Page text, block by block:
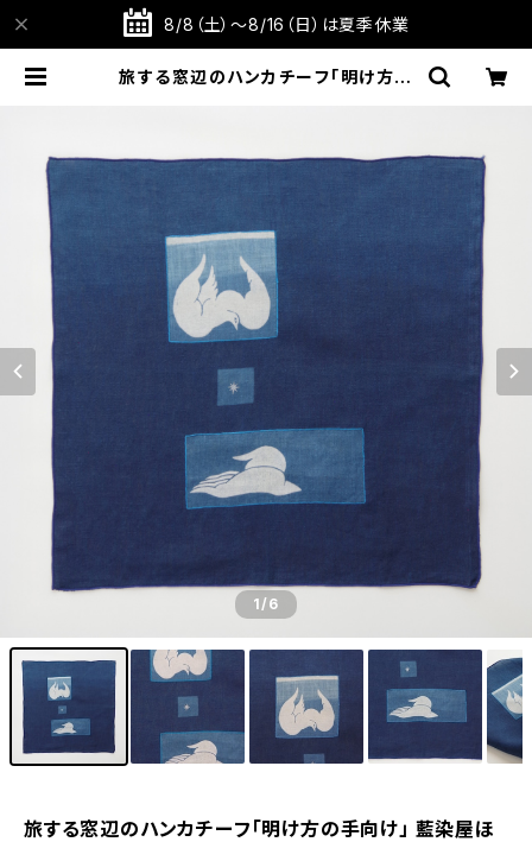
8/8（土）～8/16（日）は夏季休業
旅する窓辺のハンカチーフ「明け方の
お誕生日】 | TABITOTE STORE 旅
と手仕事の店
1/6
旅する窓辺のハンカチーフ「明け方の手向け」 藍染屋ほ